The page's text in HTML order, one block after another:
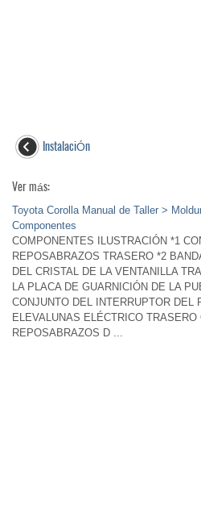
InstalaciÓn
Ver más:
Toyota Corolla Manual de Taller >
Componentes
COMPONENTES ILUSTRACIÓN *1
REPOSABRAZOS TRASERO *2
DEL CRISTAL DE LA VENTANILLA
LA PLACA DE GUARNICIÓN DE LA
CONJUNTO DEL INTERRUPTOR DEL
ELEVALUNAS ELÉCTRICO
REPOSABRAZOS D ...